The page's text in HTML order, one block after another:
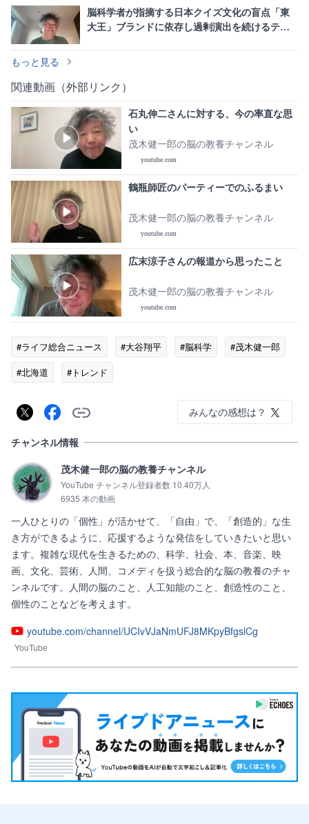
脳科学者が指摘する日本クイズ文化の盲点「東
大王」ブランドに依存し過剰演出を続けるテレ
もっと見る
関連動画（外部リンク）
石丸伸二さんに対する、今の率直な思
い
茂木健一郎の脳の教養チャンネル
youtube.com
鶴瓶師匠のパーティーでのふるまい
茂木健一郎の脳の教養チャンネル
youtube.com
広末涼子さんの報道から思ったこと
茂木健一郎の脳の教養チャンネル
youtube.com
#ライフ総合ニュース #大谷翔平 #脳科学
#茂木健一郎
#北海道
#トレンド
みんなの感想は？
チャンネル情報
茂木健一郎の脳の教養チャンネル
YouTube チャンネル登録者数 10.40万人
6935 本の動画
一人ひとりの「個性」が活かせて、「自由」で、「創造的」な生
き方ができるように、応援するような発信をしていきたいと思い
ます。複雑な現代を生きるための、科学、社会、本、音楽、映
画、文化、芸術、人間、コメディを扱う総合的な脳の教養のチャ
ンネルです。人間の脳のこと、人工知能のこと、創造性のこと、
個性のことなどを考えます。
youtube.com/channel/UCIvVJaNmUFJ8MKpyBfgslCg
YouTube